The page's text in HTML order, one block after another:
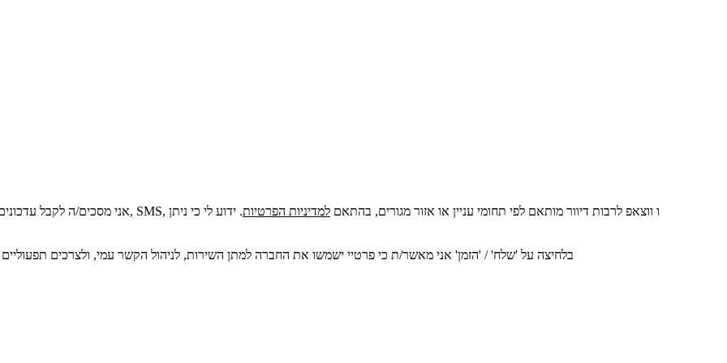
אני מסכים/ה לקבל עדכונים, הצעות והודעות שיווקיות מהחברה באמצעי דיוור שונים (דוא"ל, SMS, ו ווצאפ לרבות דיוור מותאם לפי תחומי עניין או אזור מגורים, בהתאם למדיניות הפרטיות. ידוע לי כי ניתן
בלחיצה על 'שלח' / 'הזמן' אני מאשר/ת כי פרטיי ישמשו את החברה למתן השירות, לניהול הקשר עמי, ולצרכים